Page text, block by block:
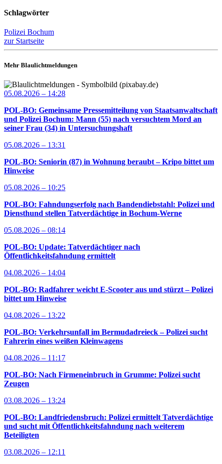
Schlagwörter
Polizei Bochum
zur Startseite
Mehr Blaulichtmeldungen
05.08.2026 – 14:28
POL-BO: Gemeinsame Pressemitteilung von Staatsanwaltschaft
und Polizei Bochum: Mann (55) nach versuchtem Mord an
seiner Frau (34) in Untersuchungshaft
05.08.2026 – 13:31
POL-BO: Seniorin (87) in Wohnung beraubt – Kripo bittet um
Hinweise
05.08.2026 – 10:25
POL-BO: Fahndungserfolg nach Bandendiebstahl: Polizei und
Diensthund stellen Tatverdächtige in Bochum-Werne
05.08.2026 – 08:14
POL-BO: Update: Tatverdächtiger nach
Öffentlichkeitsfahndung ermittelt
04.08.2026 – 14:04
POL-BO: Radfahrer weicht E-Scooter aus und stürzt – Polizei
bittet um Hinweise
04.08.2026 – 13:22
POL-BO: Verkehrsunfall im Bermudadreieck – Polizei sucht
Fahrerin eines weißen Kleinwagens
04.08.2026 – 11:17
POL-BO: Nach Firmeneinbruch in Grumme: Polizei sucht
Zeugen
03.08.2026 – 13:24
POL-BO: Landfriedensbruch: Polizei ermittelt Tatverdächtige
und sucht mit Öffentlichkeitsfahndung nach weiterem
Beteiligten
03.08.2026 – 12:11